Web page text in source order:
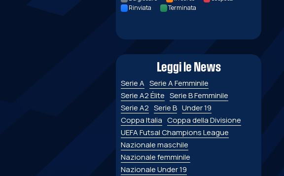
Rinviata
Terminata
Leggi le News
Serie A Serie A Femminile
Serie A2 Élite Serie B Femminile
Serie A2 Serie B Under 19
Coppa Italia Coppa della Divisione
UEFA Futsal Champions League
Nazionale maschile
Nazionale femminile
Nazionale Under 19